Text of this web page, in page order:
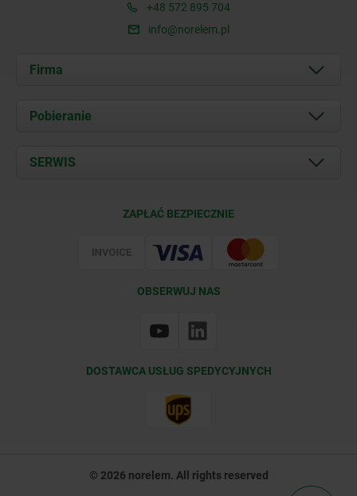
+48 572 895 704
info@norelem.pl
Firma
O nas
Kontakt
Pobieranie
Documents
SERWIS
ZAPŁAĆ BEZPIECZNIE
OBSERWUJ NAS
DOSTAWCA USŁUG SPEDYCYJNYCH
© 2026 norelem. All rights reserved